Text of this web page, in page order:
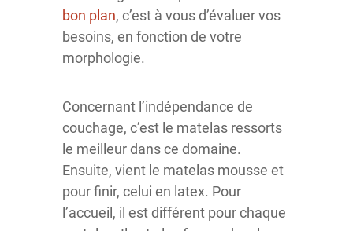
bon plan, c’est à vous d’évaluer vos
besoins, en fonction de votre
morphologie.
Concernant l’indépendance de
couchage, c’est le matelas ressorts
le meilleur dans ce domaine.
Ensuite, vient le matelas mousse et
pour finir, celui en latex. Pour
l’accueil, il est différent pour chaque